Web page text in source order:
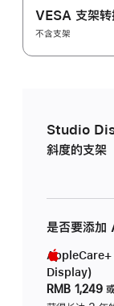
VESA 支架转
不含支架
Studio
斜度的支架
是否要添加
AppleCare+
Display)
RMB 1,249